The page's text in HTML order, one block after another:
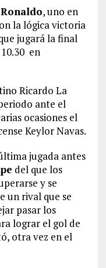
, uno en
la lógica victoria
jugará la final
en
Ricardo La
ante el
ocasiones el
Keylor Navas.
jugada antes
del que los
y se
un rival que se
pasar los
lograr el gol de
otra vez en el